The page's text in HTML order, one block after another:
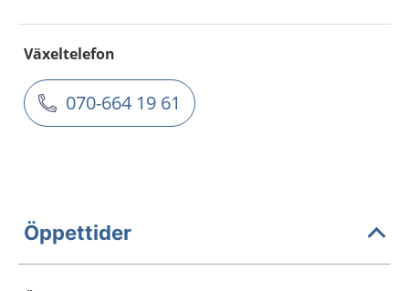
Växeltelefon
070-664 19 61
Öppettider